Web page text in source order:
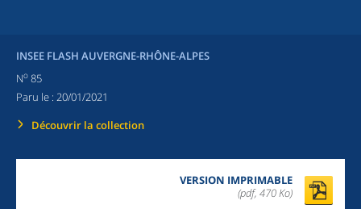
INSEE FLASH AUVERGNE-RHÔNE-ALPES
No 85
Paru le : 20/01/2021
Découvrir la collection
VERSION IMPRIMABLE
(pdf, 470 Ko)